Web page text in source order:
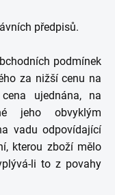
předpisů.
podmínek
za nižší cenu na
ujednána, na
jeho obvyklým
vadu odpovídající
kterou zboží mělo
li to z povahy